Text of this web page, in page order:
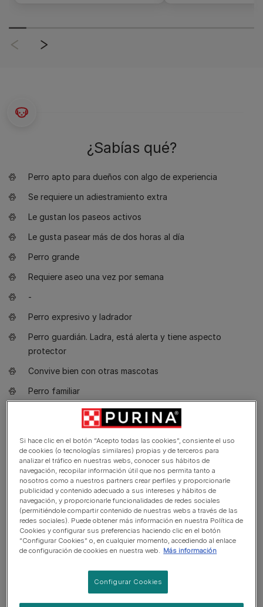
¿Sabías qué?
Perro apto para dueños con algo de experiencia
Se requiere un adiestramiento extra
Le gustan los paseos activos
Le gusta pasear más de dos horas al día
Perro grande
Requiere aseo una vez por semana
-
Perro expresivo y ladrador
Perro guardián. Ladra, está alerta y tiene aspecto
protector
Convive bien con otras mascotas
Perro familiar
Si hace clic en el botón “Acepto todas las cookies”, consiente el uso
de cookies (o tecnologías similares) propias y de terceros para
analizar el tráfico en nuestras webs, conocer sus hábitos de
navegación, recopilar información útil que nos permita tanto a
nosotros como a nuestros partners crear perfiles y proporcionarle
publicidad y contenido adecuado a sus intereses y hábitos de
navegación, y proporcionarle funcionalidades de redes sociales
(permitiéndole compartir contenido de nuestras webs a través de las
redes sociales). Puede obtener más información en nuestra Política de
Cookies y configurar sus preferencias haciendo clic en el botón
“Configurar Cookies” o, en cualquier momento, accediendo al enlace
de configuración de cookies en nuestra web. Más información
Configurar Cookies